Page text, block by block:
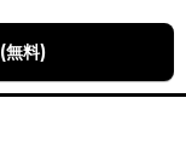
(無料)